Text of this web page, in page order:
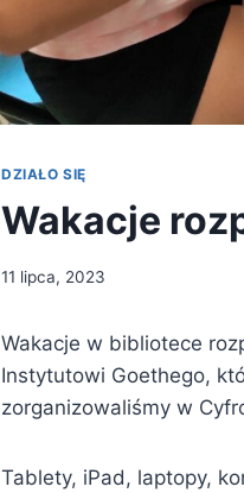
DZIAŁO SIĘ
Wakacje
11 lipca, 2023
Wakacje w bibliotece
Instytutowi Goethego,
zorganizowaliśmy w
Tablety, iPad, laptopy,